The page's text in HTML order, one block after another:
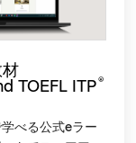
TOEFL ITP®
べる公式eラー